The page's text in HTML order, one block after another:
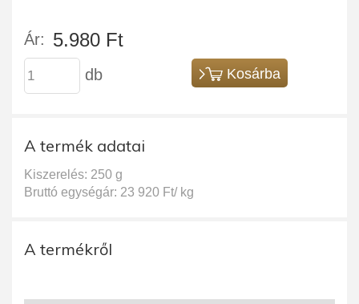
Ár: 5.980 Ft
db Kosárba
A termék adatai
Kiszerelés: 250 g
Bruttó egységár: 23 920 Ft/ kg
A termékről